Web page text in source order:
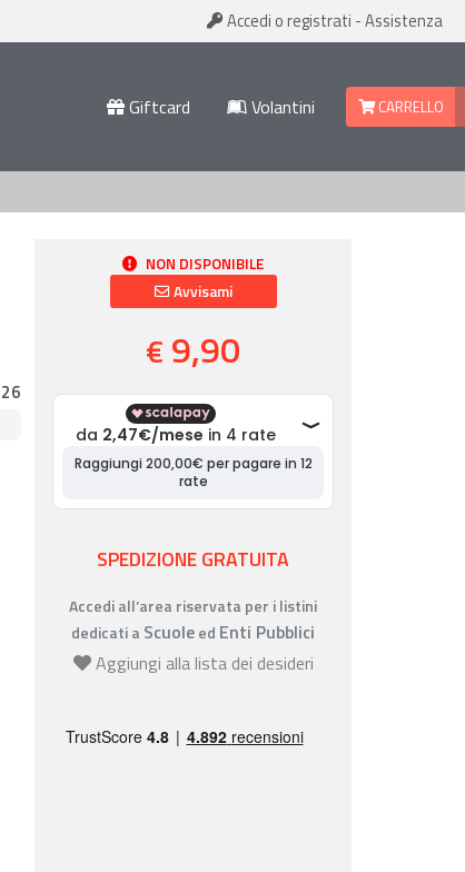
Accedi o registrati -Assistenza
Giftcard Volantini CARRELLO
NON DISPONIBILE
Avvisami
€ 9,90
SPEDIZIONE GRATUITA
Accedi all’area riservata per i listini
dedicati a Scuoleed Enti Pubblici
Aggiungi alla lista dei desideri